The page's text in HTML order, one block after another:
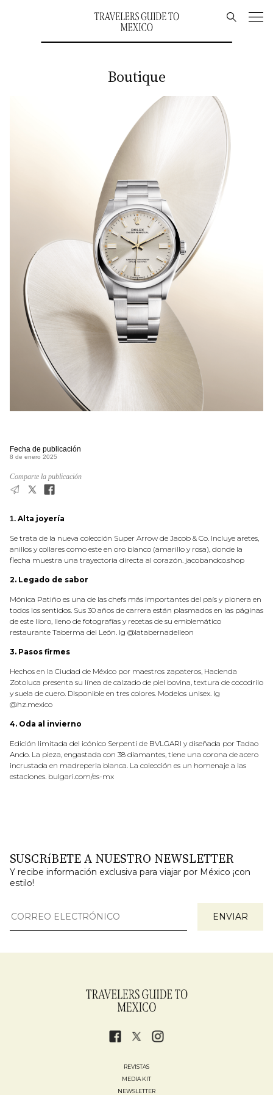
Boutique
Fecha de publicación
8 de enero 2025
Comparte la publicación
1. Alta joyería
Se trata de la nueva colección Super Arrow de Jacob & Co. Incluye aretes,
anillos y collares como este en oro blanco (amarillo y rosa), donde la
flecha muestra una trayectoria directa al corazón. jacobandco.shop
2. Legado de sabor
Mónica Patiño es una de las chefs más importantes del país y pionera en
todos los sentidos. Sus 30 años de carrera están plasmados en las páginas
de este libro, lleno de fotografías y recetas de su emblemático
restaurante Taberma del León. Ig @latabernadelleon
3. Pasos firmes
Hechos en la Ciudad de México por maestros zapateros, Hacienda
Zotoluca presenta su línea de calzado de piel bovina, textura de cocodrilo
y suela de cuero. Disponible en tres colores. Modelos unisex. Ig
@hz.mexico
4. Oda al invierno
Edición limitada del icónico Serpenti de BVLGARI y diseñada por Tadao
Ando. La pieza, engastada con 38 diamantes, tiene una corona de acero
incrustada en madreperla blanca. La colección es un homenaje a las
estaciones. bulgari.com/es-mx
SUSCRíBETE A NUESTRO NEWSLETTER
Y recibe información exclusiva para viajar por México ¡con
estilo!
REVISTAS
MEDIA KIT
NEWSLETTER